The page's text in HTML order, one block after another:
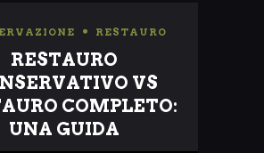
RESTAURO
RESTAURO
VS
COMPLETO:
UNA GUIDA